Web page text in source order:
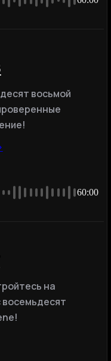
восьмой
60:00
на